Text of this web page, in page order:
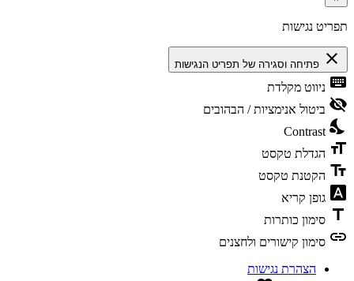
נגישות
close פתיחה וסגירה של תפריט הנגישות
ניווט מקלדת
ביטול אנימציות / הבהובים
Contrast
הגדלת טקסט
הקטנת טקסט
גופן קריא
סימון כותרות
סימון קישורים ולחצנים
הצהרת נגישות